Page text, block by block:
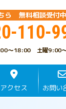
ら 無料相談受付中
110-
～18:00 土曜9:00
アクセス お問い